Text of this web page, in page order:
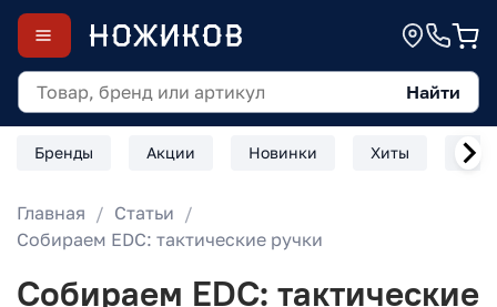
Найти
Бренды Акции Новинки Хиты
Главная
Статьи
Собираем EDC: тактические ручки
Собираем EDC: тактические